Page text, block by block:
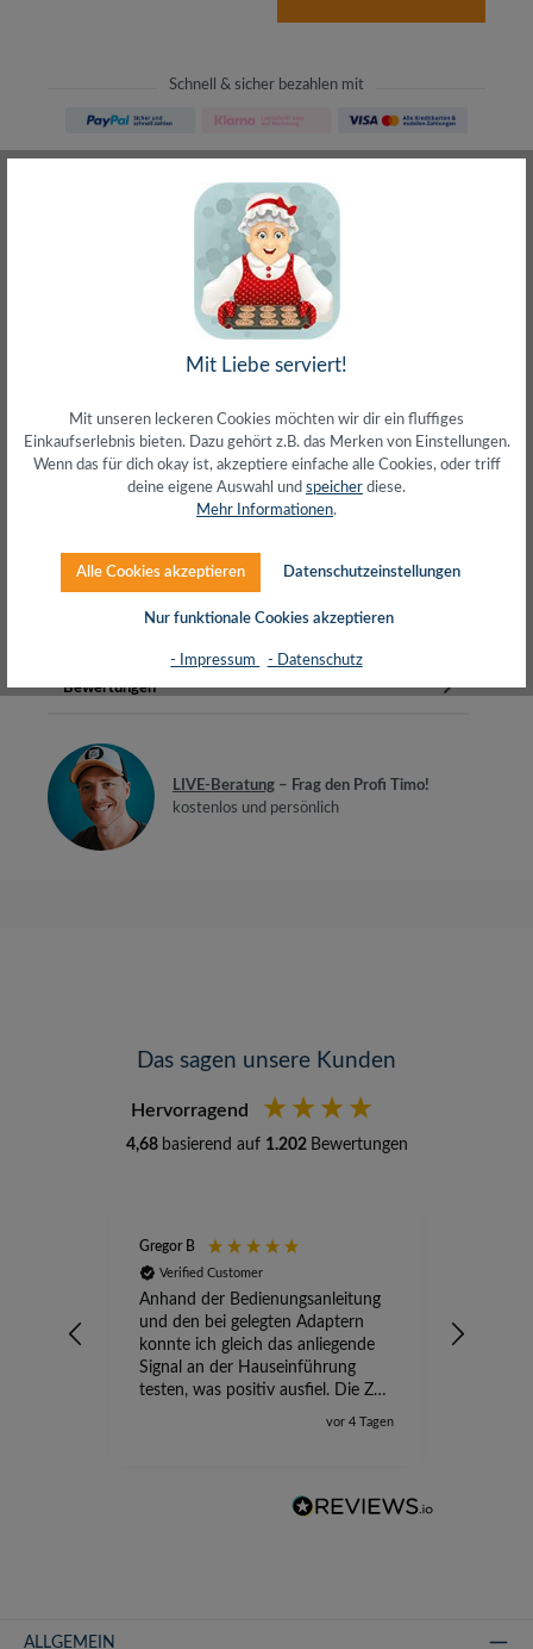
Schnell & sicher bezahlen mit
meist direkt aus Waiblingen
30 Tage Rückgaberecht
ohne Risiko bestellen
– Frag den Profi!
kostenlos und persönlich
Über 20+ Jahre Erfahrung
wir wissen von was wir sprechen
A 1: 5 V/2.4 A (12 W),…
Bewertungen
LIVE-Beratung – Frag den Profi Timo!
kostenlos und persönlich
Das sagen unsere Kunden
Hervorragend
4,68 basierend auf 1.202 Bewertungen
Gregor B
Verified Customer
Anhand der Bedienungsanleitung
und den bei gelegten Adaptern
konnte ich gleich das anliegende
Signal an der Hauseinführung
testen, was positiv ausfiel. Die Zeit
der Ungewissheit ist jetzt vorbei,
vor 4 Tagen
ALLGEMEIN
Mit Liebe serviert!
Mit unseren leckeren Cookies möchten wir dir ein fluffiges
Einkaufserlebnis bieten. Dazu gehört z.B. das Merken von Einstellungen.
Wenn das für dich okay ist, akzeptiere einfache alle Cookies, oder triff
deine eigene Auswahl und speicher diese.
Mehr Informationen.
Alle Cookies akzeptieren Datenschutzeinstellungen
Nur funktionale Cookies akzeptieren
- Impressum - Datenschutz